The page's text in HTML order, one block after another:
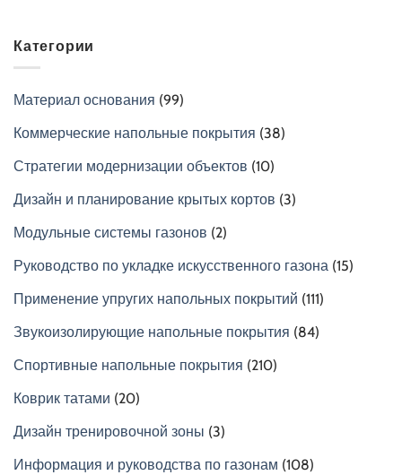
Категории
Материал основания (99)
Коммерческие напольные покрытия (38)
Стратегии модернизации объектов (10)
Дизайн и планирование крытых кортов (3)
Модульные системы газонов (2)
Руководство по укладке искусственного газона (15)
Применение упругих напольных покрытий (111)
Звукоизолирующие напольные покрытия (84)
Спортивные напольные покрытия (210)
Коврик татами (20)
Дизайн тренировочной зоны (3)
Информация и руководства по газонам (108)